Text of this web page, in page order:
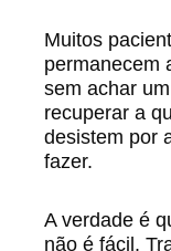
Muitos
permanecem
sem achar
recuperar a
desistem por
fazer.
A verdade é
não é fácil.